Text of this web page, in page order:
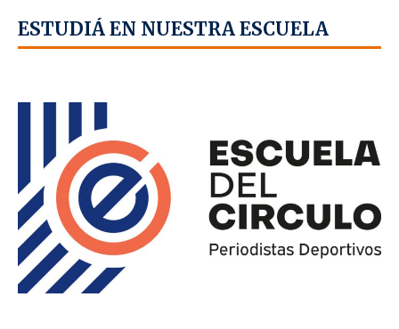
ESTUDIÁ EN NUESTRA ESCUELA